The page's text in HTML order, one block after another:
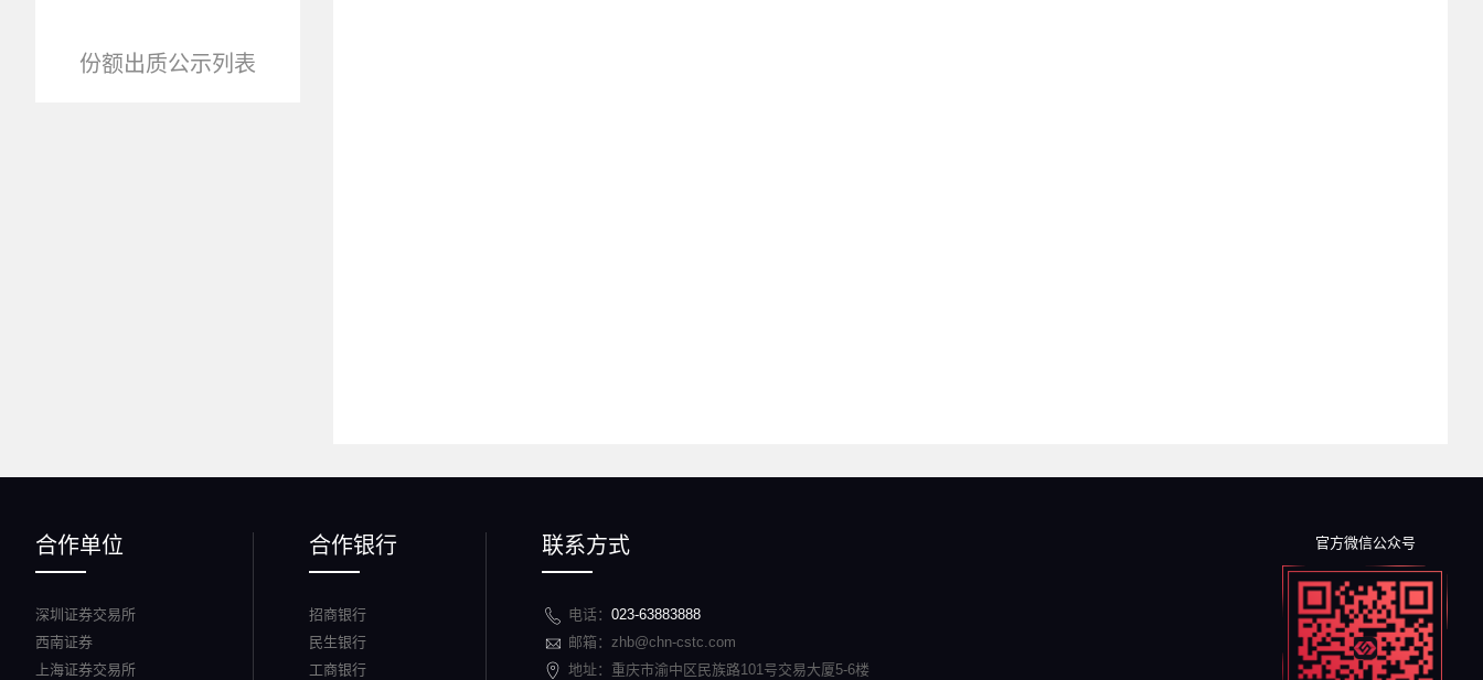
份额出质公示列表
合作单位
深圳证券交易所
西南证券
上海证券交易所
合作银行
招商银行
民生银行
工商银行
联系方式
电话： 023-63883888
邮箱：zhb@chn-cstc.com
地址：重庆市渝中区民族路101号交易大厦5-6楼
官方微信公众号